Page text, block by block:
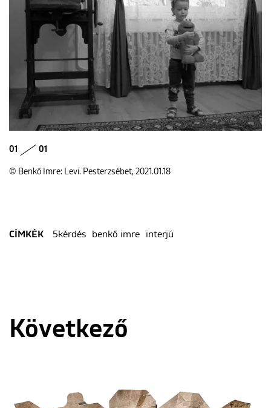
01 01
© Benkő Imre: Levi. Pesterzsébet, 2021.01.18
CÍMKÉK 5kérdés benkő imre interjú
Következő